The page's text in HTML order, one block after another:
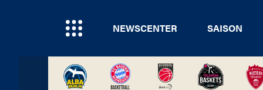
NEWSCENTER SAISON